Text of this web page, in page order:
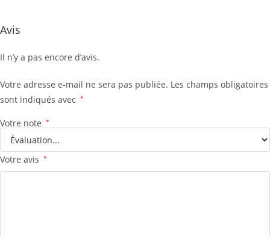
Avis
Il n’y a pas encore d’avis.
Votre adresse e-mail ne sera pas publiée. Les champs obligatoires
sont indiqués avec *
Votre note *
Votre avis *